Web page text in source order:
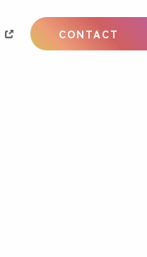
CONTACT